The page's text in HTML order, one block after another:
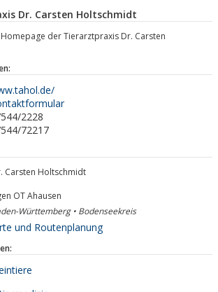
Dr. Carsten Holtschmidt
der Tierarztpraxis Dr. Carsten
2228
72217
Carsten Holtschmidt
OT Ahausen
Württemberg • Bodenseekreis
und Routenplanung